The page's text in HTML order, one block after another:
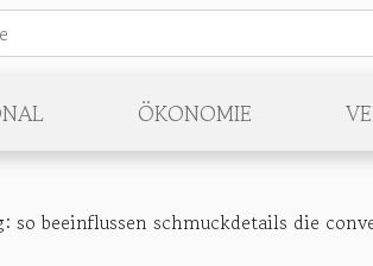
ÖKONOMIE
so beeinflussen schmuckdetails die